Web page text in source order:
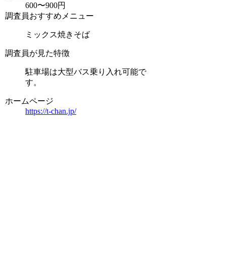
600〜900円
調査員おすすめメニュー
ミックス焼きそば
調査員が見た特徴
駐車場は大型バス乗り入れ可能で
す。
ホームページ
https://t-chan.jp/